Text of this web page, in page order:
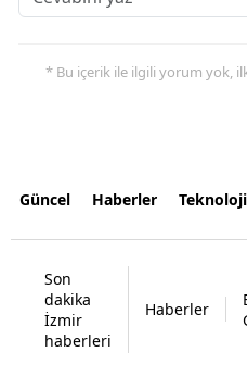
* Bu içerik ile ilgili yorum yok,
Güncel Haberler Teknoloji
Son
dakika
İzmir
haberleri
Haberler